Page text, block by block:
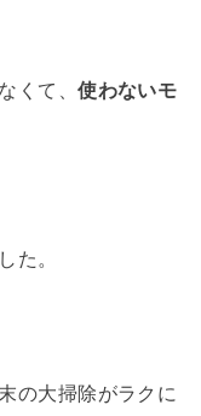
くて、使わないモ
た。
の大掃除がラクに